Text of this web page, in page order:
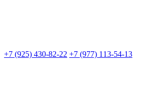
+7 (925) 430-82-22 +7 (977) 113-54-13